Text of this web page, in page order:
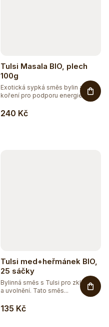
Tulsi Masala BIO, plech
100g
240 Kč
Exotická sypká směs bylin a
koření pro podporu energie. ...
Tulsi med+heřmánek BIO,
25 sáčky
135 Kč
Bylinná směs s Tulsi pro zklidnění
a uvolnění. Tato směs...